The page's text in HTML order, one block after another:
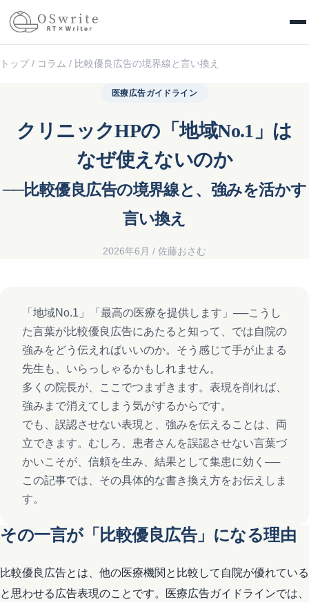
OSwrite
トップ / コラム / 比較優良広告の境界線と言い換え
医療広告ガイドライン
クリニックHPの「地域No.1」は
なぜ使えないのか
──比較優良広告の境界線と、強みを活かす
言い換え
2026年6月 / 佐藤おさむ
「地域No.1」「最高の医療を提供します」──こうし
た言葉が比較優良広告にあたると知って、では自院の
強みをどう伝えればいいのか。そう感じて手が止まる
先生も、いらっしゃるかもしれません。
多くの院長が、ここでつまずきます。表現を削れば、
強みまで消えてしまう気がするからです。
でも、誤認させない表現と、強みを伝えることは、両
立できます。むしろ、患者さんを誤認させない言葉づ
かいこそが、信頼を生み、結果として集患に効く──
この記事では、その具体的な書き換え方をお伝えしま
す。
その一言が「比較優良広告」になる理由
比較優良広告とは、他の医療機関と比較して自院が優れている
と思わせる広告表現のことです。医療広告ガイドラインでは、